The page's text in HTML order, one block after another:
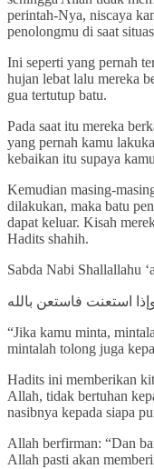
perintah-Nya, niscaya
penolongmu di saat
Ini seperti yang pernah
hujan lebat lalu mereka
gua tertutup batu.
Pada saat itu mereka
yang pernah kamu
kebaikan itu supaya
Kemudian masing-
dilakukan, maka batu
dapat keluar. Kisah
Hadits shahih.
Sabda Nabi Shallallahu
استعنت فاستعن بالله
“Jika kamu minta,
mintalah tolong juga
Hadits ini memberikan
Allah, tidak bertuhan
nasibnya kepada siapa
Allah berfirman: “Dan
Allah pasti akan